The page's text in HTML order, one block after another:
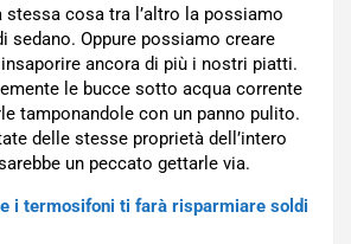
stessa cosa tra l’altro la possiamo
sedano. Oppure possiamo creare
ancora di più i nostri piatti.
le bucce sotto acqua corrente
tamponandole con un panno pulito.
delle stesse proprietà dell’intero
un peccato gettarle via.
i termosifoni ti farà risparmiare soldi